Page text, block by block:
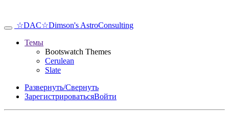
☆DAC☆Dimson's AstroConsulting
Темы
Bootswatch Themes
Cerulean
Slate
Развернуть/Свернуть
ЗарегистрироватьсяВойти